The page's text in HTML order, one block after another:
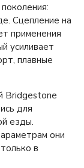
Сцепление на
применения
усиливает
плавные
Bridgestone
для
езды.
они
в